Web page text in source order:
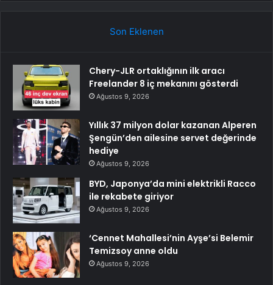
Son Eklenen
Chery-JLR ortaklığının ilk aracı
Freelander 8 iç mekanını gösterdi
Ağustos 9, 2026
Yıllık 37 milyon dolar kazanan Alperen
Şengün’den ailesine servet değerinde
hediye
Ağustos 9, 2026
BYD, Japonya’da mini elektrikli Racco
ile rekabete giriyor
Ağustos 9, 2026
‘Cennet Mahallesi’nin Ayşe’si Belemir
Temizsoy anne oldu
Ağustos 9, 2026